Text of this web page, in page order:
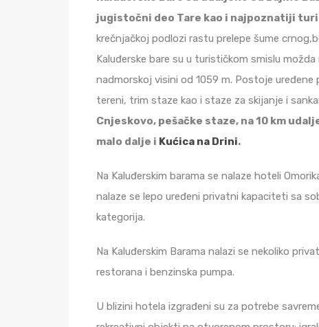
jugistočni deo Tare kao i najpoznatiji
krečnjačkoj podlozi rastu prelepe šume
Kaluđerske bare su u turističkom smislu
nadmorskoj visini od 1059 m. Postoje uređene
tereni, trim staze kao i staze za skijanje i
Cnjeskovo, pešačke staze, na 10 km
malo dalje i Kućica na Drini.
Na Kaluđerskim barama se nalaze hoteli
nalaze se lepo uređeni privatni kapaciteti sa
kategorija.
Na Kaluđerskim Barama nalazi se nekoliko
restorana i benzinska pumpa.
U blizini hotela izgrađeni su za potrebe